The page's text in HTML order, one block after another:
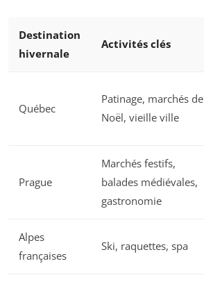
Destination
hivernale
Activités clés
Québec
Patinage, marchés de
Noël, vieille ville
Prague
Marchés festifs,
balades médiévales,
gastronomie
Alpes
françaises
Ski, raquettes, spa